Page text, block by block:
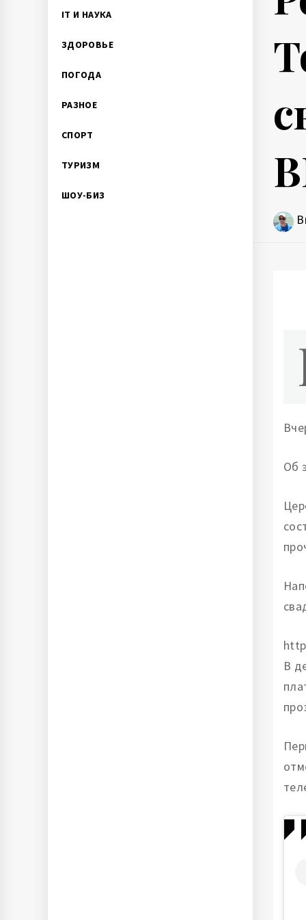
IT И НАУКА
ЗДОРОВЬЕ
ПОГОДА
РАЗНОЕ
СПОРТ
ТУРИЗМ
ШОУ-БИЗ
Об
В